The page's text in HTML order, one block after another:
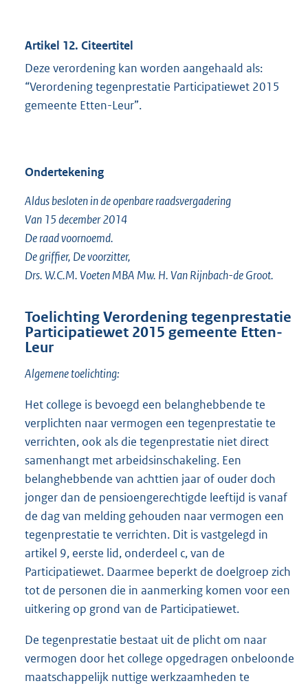
Artikel 12. Citeertitel
Deze verordening kan worden aangehaald als:
“Verordening tegenprestatie Participatiewet 2015
gemeente Etten-Leur”.
Ondertekening
Aldus besloten in de openbare raadsvergadering
Van 15 december 2014
De raad voornoemd.
De griffier, De voorzitter,
Drs. W.C.M. Voeten MBA Mw. H. Van Rijnbach-de Groot.
Toelichting Verordening tegenprestatie
Participatiewet 2015 gemeente Etten-
Leur
Algemene toelichting:
Het college is bevoegd een belanghebbende te
verplichten naar vermogen een tegenprestatie te
verrichten, ook als die tegenprestatie niet direct
samenhangt met arbeidsinschakeling. Een
belanghebbende van achttien jaar of ouder doch
jonger dan de pensioengerechtigde leeftijd is vanaf
de dag van melding gehouden naar vermogen een
tegenprestatie te verrichten. Dit is vastgelegd in
artikel 9, eerste lid, onderdeel c, van de
Participatiewet. Daarmee beperkt de doelgroep zich
tot de personen die in aanmerking komen voor een
uitkering op grond van de Participatiewet.
De tegenprestatie bestaat uit de plicht om naar
vermogen door het college opgedragen onbeloonde
maatschappelijk nuttige werkzaamheden te